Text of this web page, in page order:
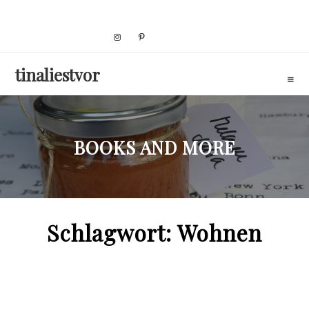
tinaliestvor
BOOKS AND MORE
Schlagwort:Wohnen